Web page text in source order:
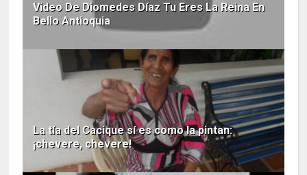
Video De Diomedes Díaz Tu Eres La Reina En
Bello Antioquia
La tía del Cacique sí es como la pintan:
¡chevere, chevere!